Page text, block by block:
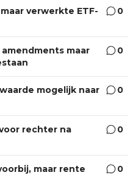
verwerkte ETF-
0
maar
0
mogelijk naar
0
rechter na
0
0